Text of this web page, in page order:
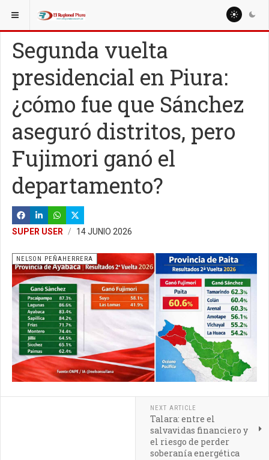
ESTÁ AQUÍ: COLUMNISTAS
Segunda vuelta
presidencial en Piura:
¿cómo fue que Sánchez
aseguró distritos, pero
Fujimori ganó el
departamento?
SUPER USER 14 JUNIO 2026
NELSON PEÑAHERRERA
NEXT ARTICLE
Talara: entre el
salvavidas financiero y
el riesgo de perder
soberanía energética